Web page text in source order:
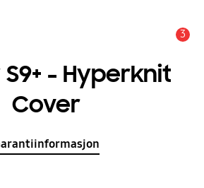
3
- Hyperknit
Cover